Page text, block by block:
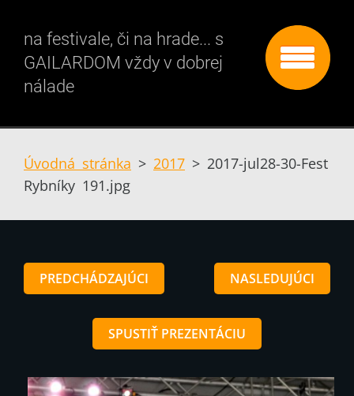
na festivale, či na hrade... s
GAILARDOM vždy v dobrej
nálade
Úvodná stránka > 2017 > 2017-jul28-30-Fest
Rybníky 191.jpg
PREDCHÁDZAJÚCI NASLEDUJÚCI
SPUSTIŤ PREZENTÁCIU